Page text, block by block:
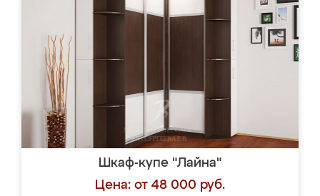
Шкаф-купе "Лайна"
Цена: от 48 000 руб.